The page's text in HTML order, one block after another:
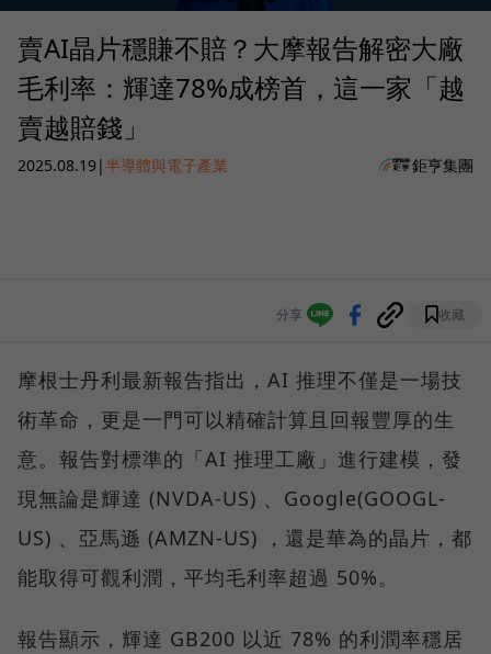
賣AI晶片穩賺不賠？大摩報告解密大廠
毛利率：輝達78%成榜首，這一家「越
賣越賠錢」
2025.08.19|半導體與電子產業 鉅亨集團
分享 收藏
摩根士丹利最新報告指出，AI 推理不僅是一場技
術革命，更是一門可以精確計算且回報豐厚的生
意。報告對標準的「AI 推理工廠」進行建模，發
現無論是輝達 (NVDA-US) 、Google(GOOGL-
US) 、亞馬遜 (AMZN-US) ，還是華為的晶片，都
能取得可觀利潤，平均毛利率超過 50%。
報告顯示，輝達 GB200 以近 78% 的利潤率穩居